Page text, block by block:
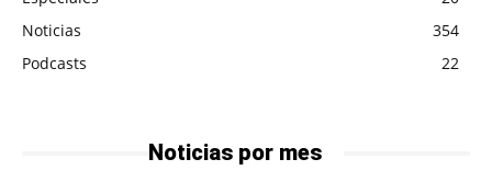
Noticias
354
Podcasts
22
Noticias por mes